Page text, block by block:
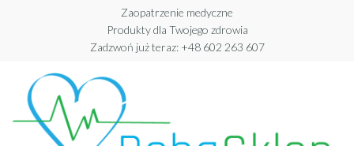
Zaopatrzenie medyczne
Produkty dla Twojego zdrowia
Zadzwoń już teraz: +48 602 263 607​